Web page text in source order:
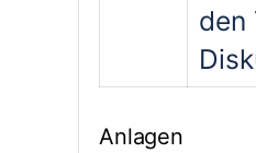
den
Anlagen